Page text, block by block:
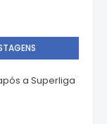
a Superliga